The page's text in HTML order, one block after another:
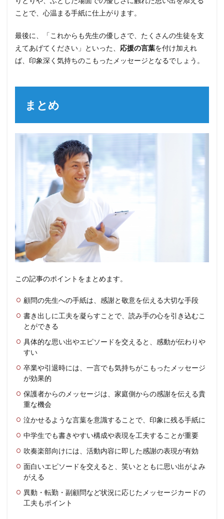
ことで、心温まる手紙に仕上がります。
最後に、「これからも先生の優しさで、たくさんの生徒を支
えてあげてください」といった、 応援の言葉を付け加えれ
ば、印象深く気持ちのこもったメッセージとなるでしょう。
まとめ
この記事のポイントをまとめます。
顧問の先生への手紙は、感謝と敬意を伝える大切な手段
書き出しに工夫を凝らすことで、読み手の心を引き込むこ
とができる
具体的な思い出やエピソードを交えると、感動が伝わりや
すい
卒業や引退時には、一言でも気持ちがこもったメッセージ
が効果的
保護者からのメッセージは、家庭側からの感謝を伝える貴
重な機会
泣かせるような言葉を意識することで、印象に残る手紙に
中学生でも書きやすい構成や表現を工夫することが重要
吹奏楽部向けには、活動内容に即した感謝の表現が有効
面白いエピソードを交えると、笑いとともに思い出がよみ
がえる
異動・転勤・副顧問など状況に応じたメッセージカードの
工夫もポイント